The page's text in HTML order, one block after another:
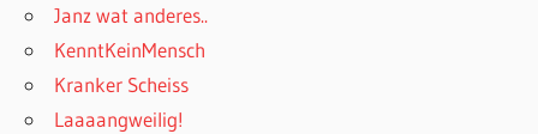
Janz wat anderes..
KenntKeinMensch
Kranker Scheiss
Laaaangweilig!